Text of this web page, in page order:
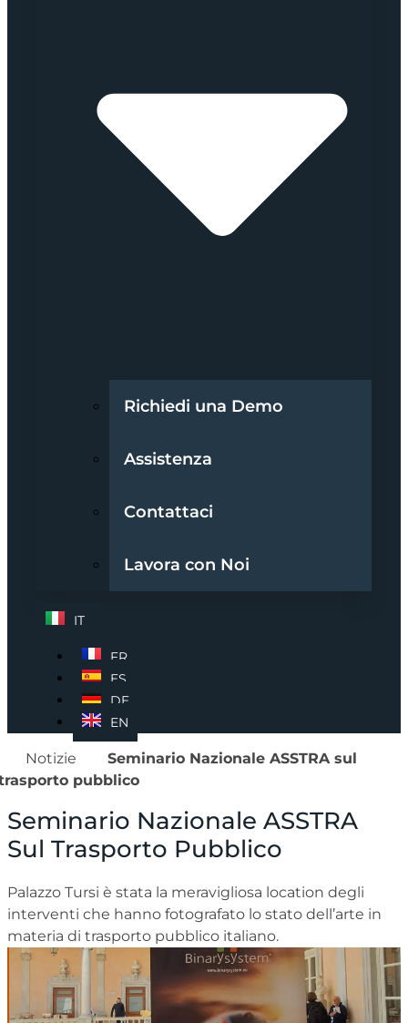
Richiedi una Demo
Assistenza
Contattaci
Lavora con Noi
IT
FR
ES
DE
EN
Notizie
Seminario Nazionale ASSTRA sul
pubblico
Seminario Nazionale ASSTRA
Sul Trasporto Pubblico
Palazzo Tursi è stata la meravigliosa location degli
interventi che hanno fotografato lo stato dell’arte in
materia di trasporto pubblico italiano.